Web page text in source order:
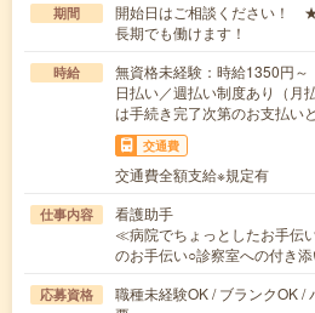
期間
開始日はご相談ください！
長期でも働けます！
時給
無資格未経験：時給1350
日払い／週払い制度あり（月
は手続き完了次第のお支払い
交通費
交通費全額支給※規定有
仕事内容
看護助手
≪病院でちょっとしたお手伝
のお手伝い○診察室への付き
応募資格
職種未経験OK / ブランクOK /